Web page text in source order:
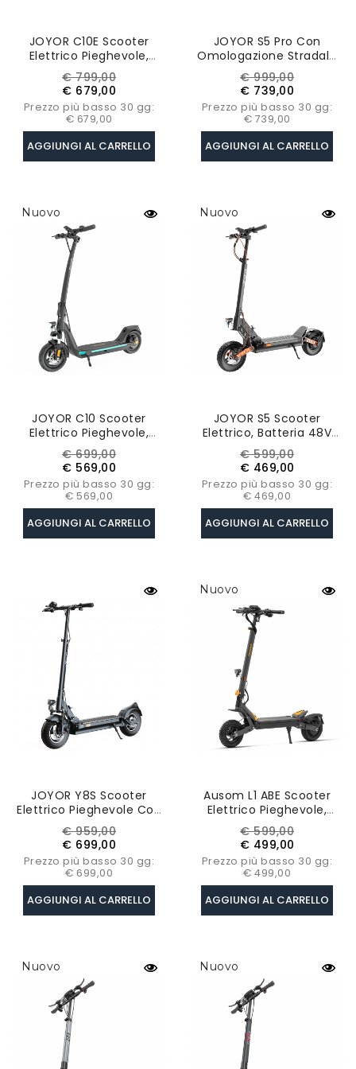
JOYOR C10E Scooter
Elettrico Pieghevole,
Certificazione ABE,
Motore 500W,
Pneumatici 10”, Velocità
Massima 20km/h
Prezzo
base
€ 799,00Prezzo
€ 679,00
Prezzo più basso 30 gg:
€ 679,00
AGGIUNGI AL CARRELLO
JOYOR S5 Pro Con
Omologazione Stradale
(ABE), Scooter Elettrico
Pieghevole Con
Pneumatici Da 10",
Batteria 48V 26Ah,
Motore 500W
Prezzo
base
€ 999,00Prezzo
€ 739,00
Prezzo più basso 30 gg:
€ 739,00
AGGIUNGI AL CARRELLO
Nuovo
JOYOR C10 Scooter
Elettrico Pieghevole,
Motore 500W, Batteria
48V 10.4Ah, Pneumatico
10 Pollici, Velocità
Massima 45km/h
Prezzo
base
€ 699,00Prezzo
€ 569,00
Prezzo più basso 30 gg:
€ 569,00
AGGIUNGI AL CARRELLO
Nuovo
JOYOR S5 Scooter
Elettrico, Batteria 48V
13Ah, Motore 500W,
Velocità Massima
25km/h, Autonomia 40-
55km, Con Certificazione
ABE
Prezzo
base
€ 599,00Prezzo
€ 469,00
Prezzo più basso 30 gg:
€ 469,00
AGGIUNGI AL CARRELLO
JOYOR Y8S Scooter
Elettrico Pieghevole Con
Pneumatici Da 10 Pollici -
Motore Senza Spazzole
Da 500W E Batteria Al
Litio Da 26Ah
Prezzo
base
€ 959,00Prezzo
€ 699,00
Prezzo più basso 30 gg:
€ 699,00
AGGIUNGI AL CARRELLO
Nuovo
Ausom L1 ABE Scooter
Elettrico Pieghevole,
Motore Da 500W, 48V
15.6Ah Batteria,
Pneumatici Tubeless Da
10", Sospensioni ShocFree
Prezzo
base
€ 599,00Prezzo
€ 499,00
Prezzo più basso 30 gg:
€ 499,00
AGGIUNGI AL CARRELLO
Nuovo Nuovo